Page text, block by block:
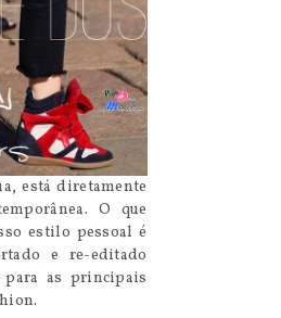
está diretamente
O que
estilo pessoal é
e re-editado
as principais